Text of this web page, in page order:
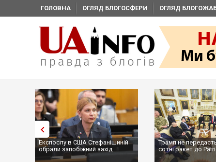
ГОЛОВНА ОГЛЯД БЛОГОСФЕРИ ОГЛЯД
Експослу в США Стефанішиній
обрали запобіжний захід
Трамп не
сотні ракет до
...